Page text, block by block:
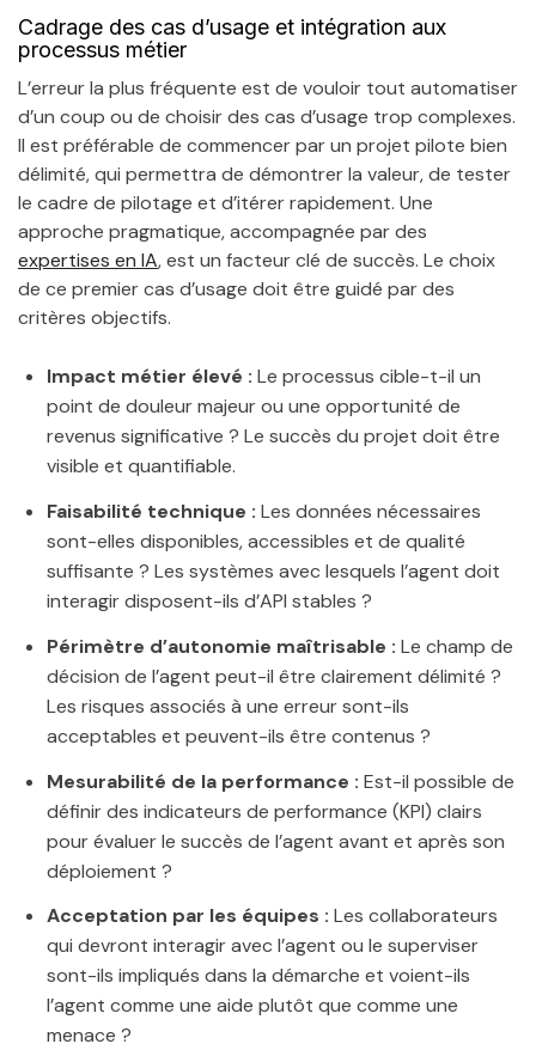
Cadrage des cas d’usage et intégration aux
processus métier
L’erreur la plus fréquente est de vouloir tout automatiser
d’un coup ou de choisir des cas d’usage trop complexes.
Il est préférable de commencer par un projet pilote bien
délimité, qui permettra de démontrer la valeur, de tester
le cadre de pilotage et d’itérer rapidement. Une
approche pragmatique, accompagnée par des
expertises en IA, est un facteur clé de succès. Le choix
de ce premier cas d’usage doit être guidé par des
critères objectifs.
Impact métier élevé : Le processus cible-t-il un
point de douleur majeur ou une opportunité de
revenus significative ? Le succès du projet doit être
visible et quantifiable.
Faisabilité technique : Les données nécessaires
sont-elles disponibles, accessibles et de qualité
suffisante ? Les systèmes avec lesquels l’agent doit
interagir disposent-ils d’API stables ?
Périmètre d’autonomie maîtrisable : Le champ de
décision de l’agent peut-il être clairement délimité ?
Les risques associés à une erreur sont-ils
acceptables et peuvent-ils être contenus ?
Mesurabilité de la performance : Est-il possible de
définir des indicateurs de performance (KPI) clairs
pour évaluer le succès de l’agent avant et après son
déploiement ?
Acceptation par les équipes : Les collaborateurs
qui devront interagir avec l’agent ou le superviser
sont-ils impliqués dans la démarche et voient-ils
l’agent comme une aide plutôt que comme une
menace ?